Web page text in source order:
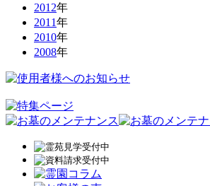
2012年
2011年
2010年
2008年